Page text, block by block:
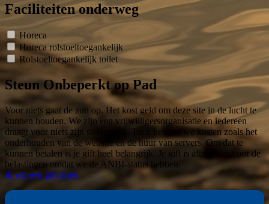
Faciliteiten onderweg
Horeca
Horeca rolstoeltoegankelijk
Rolstoeltoegankelijk toilet
Steun Onbeperkt op Pad
Voor niets gaat de zon op. Het kost geld om deze site in de lucht te
kunnen houden. We zijn een vrijwilligersorganisatie en iedereen
draagt voor niets zijn steentje bij. Toch hebben we kosten zoals het
onderhouden van de website en de huur van servers. Om dat te
kunnen betalen is je gift heel belangrijk. Je gift is aftrekbaar voor de
belastingen omdat we de ANBI-status hebben.
Ik wil een gift doen